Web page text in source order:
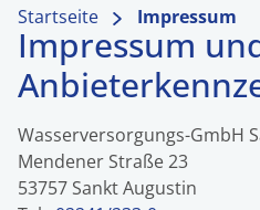
Startseite Impressum
Impressum
Wasserversorgungs-GmbH
Mendener Straße 23
53757 Sankt Augustin